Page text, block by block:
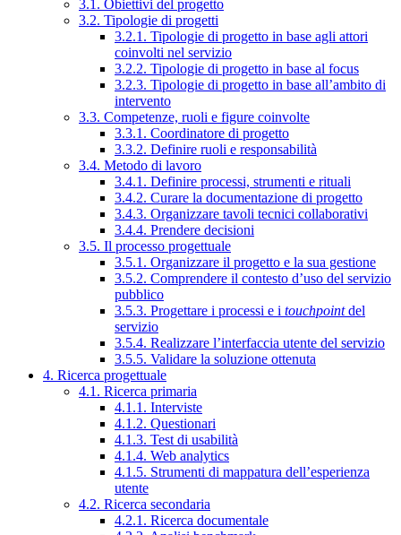
3.1. Obiettivi del progetto
3.2. Tipologie di progetti
3.2.1. Tipologie di progetto in base agli attori
coinvolti nel servizio
3.2.2. Tipologie di progetto in base al focus
3.2.3. Tipologie di progetto in base all’ambito di
intervento
3.3. Competenze, ruoli e figure coinvolte
3.3.1. Coordinatore di progetto
3.3.2. Definire ruoli e responsabilità
3.4. Metodo di lavoro
3.4.1. Definire processi, strumenti e rituali
3.4.2. Curare la documentazione di progetto
3.4.3. Organizzare tavoli tecnici collaborativi
3.4.4. Prendere decisioni
3.5. Il processo progettuale
3.5.1. Organizzare il progetto e la sua gestione
3.5.2. Comprendere il contesto d’uso del servizio
pubblico
3.5.3. Progettare i processi e i touchpointdel
servizio
3.5.4. Realizzare l’interfaccia utente del servizio
3.5.5. Validare la soluzione ottenuta
4. Ricerca progettuale
4.1. Ricerca primaria
4.1.1. Interviste
4.1.2. Questionari
4.1.3. Test di usabilità
4.1.4. Web analytics
4.1.5. Strumenti di mappatura dell’esperienza
utente
4.2. Ricerca secondaria
4.2.1. Ricerca documentale